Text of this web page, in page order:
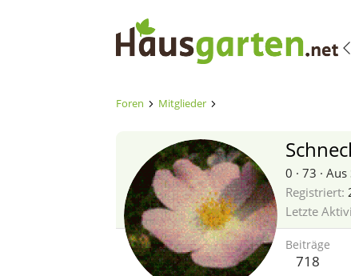
Foren Mitglieder
0 · 73 · Aus
Registriert
Letzte
Beiträge
718